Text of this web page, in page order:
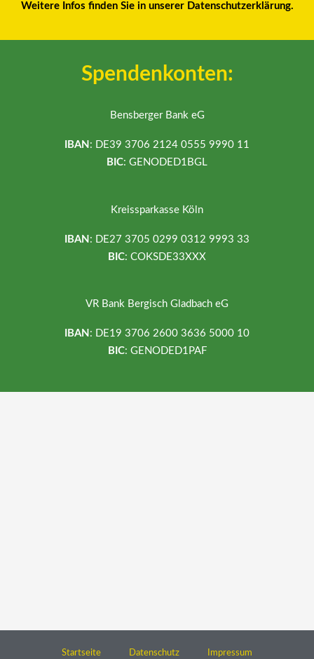
Weitere Infos finden Sie in unserer Datenschutzerklärung.
Spendenkonten:
Bensberger Bank eG
IBAN : DE39 3706 2124 0555 9990 11
BIC: GENODED1BGL
Kreissparkasse Köln
IBAN : DE27 3705 0299 0312 9993 33
BIC: COKSDE33XXX
VR Bank Bergisch Gladbach eG
IBAN : DE19 3706 2600 3636 5000 10
BIC: GENODED1PAF
Startseite Datenschutz Impressum